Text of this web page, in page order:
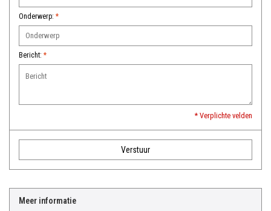
Onderwerp: *
Bericht: *
* Verplichte velden
Verstuur
Meer informatie